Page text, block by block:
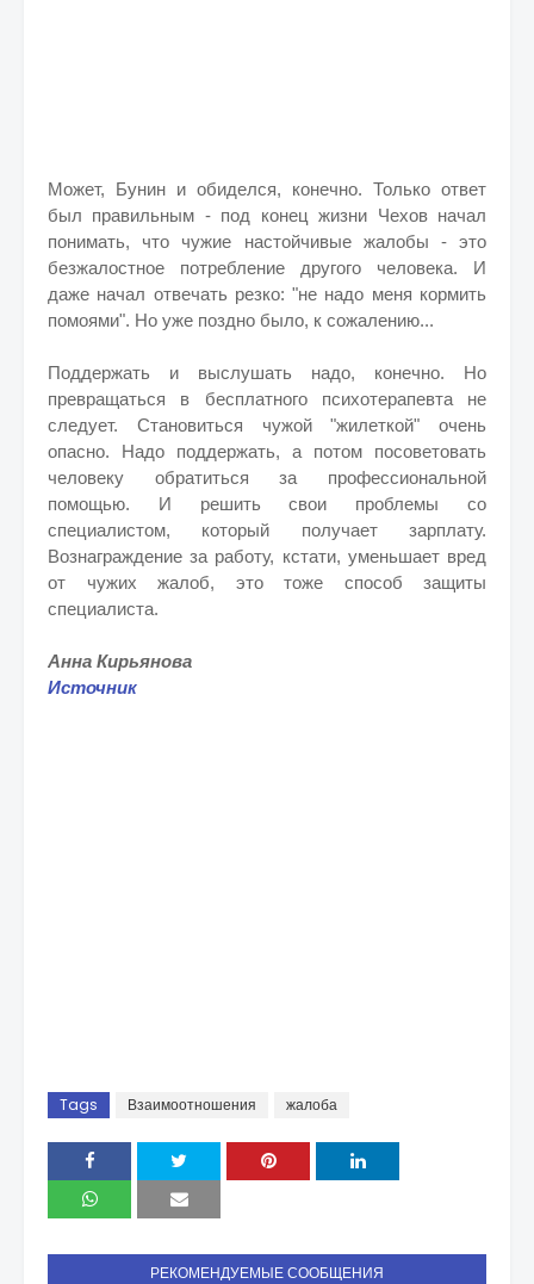
Может, Бунин и обиделся, конечно. Только ответ
был правильным - под конец жизни Чехов начал
понимать, что чужие настойчивые жалобы - это
безжалостное потребление другого человека. И
даже начал отвечать резко: "не надо меня кормить
помоями". Но уже поздно было, к сожалению...
Поддержать и выслушать надо, конечно. Но
превращаться в бесплатного психотерапевта не
следует. Становиться чужой "жилеткой" очень
опасно. Надо поддержать, а потом посоветовать
человеку обратиться за профессиональной
помощью. И решить свои проблемы со
специалистом, который получает зарплату.
Вознаграждение за работу, кстати, уменьшает вред
от чужих жалоб, это тоже способ защиты
специалиста.
Анна Кирьянова
Источник
Tags Взаимоотношения жалоба
РЕКОМЕНДУЕМЫЕ СООБЩЕНИЯ